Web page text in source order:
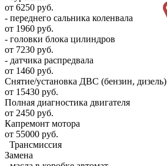
от 6250 руб.
- переднего сальника коленвала
от 1960 руб.
- головки блока цилиндров
от 7230 руб.
- датчика распредвала
от 1460 руб.
Снятие/установка ДВС (бензин, дизель)
от 15430 руб.
Полная диагностика двигателя
от 2450 руб.
Капремонт мотора
от 55000 руб.
Трансмиссия
Замена